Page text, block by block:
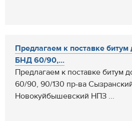
Предлагаем к поставке
БНД 60/90,...
Предлагаем к поставке битум
60/90, 90/130 пр-ва
Новокуйбышевский НПЗ ...